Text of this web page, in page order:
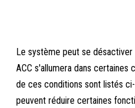
Le système peut se
ACC s'allumera dans certaines
de ces conditions sont listés
peuvent réduire certaines